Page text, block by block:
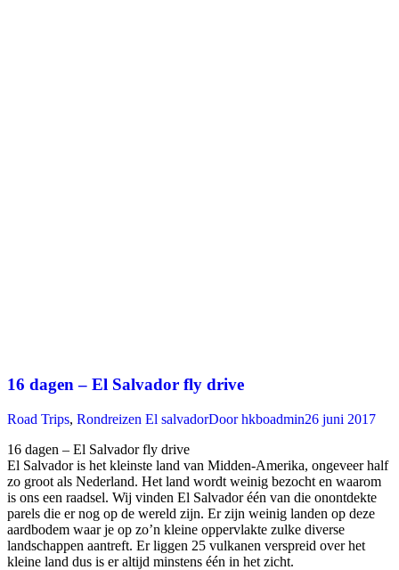
16 dagen – El Salvador fly drive
Road Trips, Rondreizen El salvadorDoorhkboadmin26 juni 2017
16 dagen – El Salvador fly drive
El Salvador is het kleinste land van Midden-Amerika, ongeveer half
zo groot als Nederland. Het land wordt weinig bezocht en waarom
is ons een raadsel. Wij vinden El Salvador één van die onontdekte
parels die er nog op de wereld zijn. Er zijn weinig landen op deze
aardbodem waar je op zo’n kleine oppervlakte zulke diverse
landschappen aantreft. Er liggen 25 vulkanen verspreid over het
kleine land dus is er altijd minstens één in het zicht.